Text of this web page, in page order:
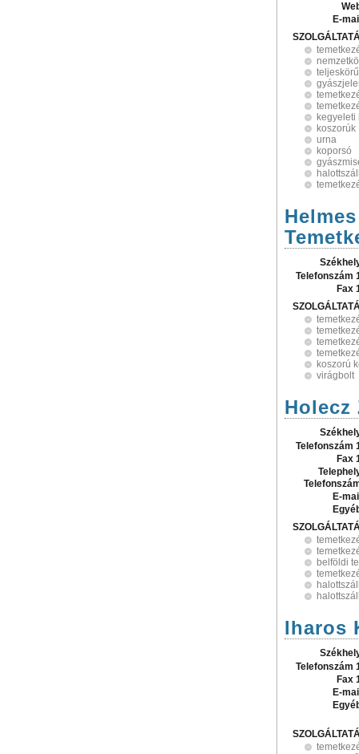
E-
kegyeleti
koszorúk
urna
koporsó
Telefonszám
Fax
koszorú
virágbolt
Holecz
Telefonszám
Fax
E-
belföldi
Iharos
Telefonszám
Fax
E-